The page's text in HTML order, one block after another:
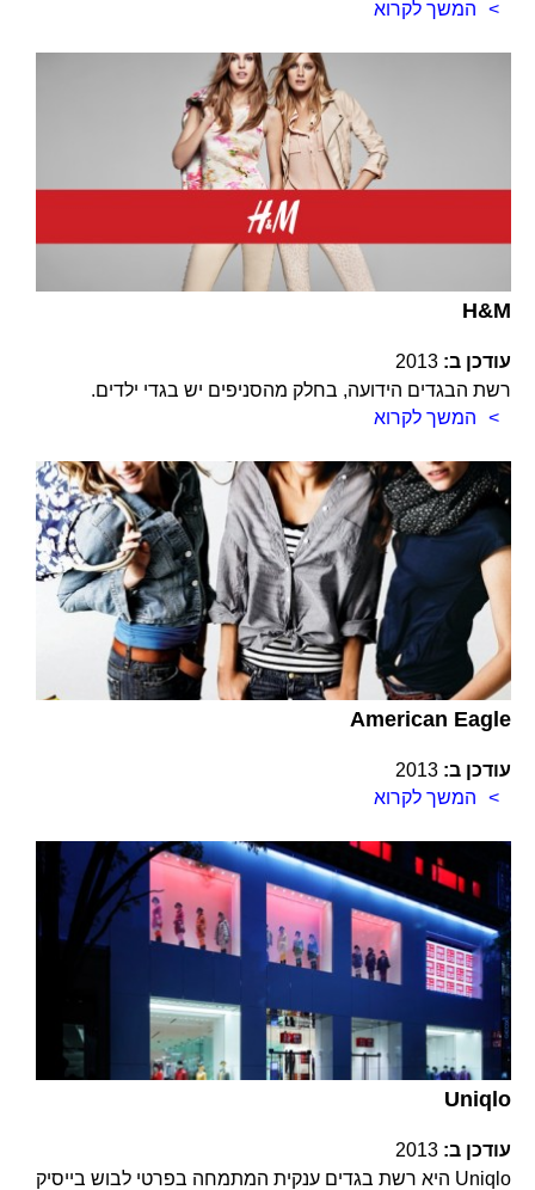
המשך לקרוא
H&M
עודכן ב: 2013
רשת הבגדים הידועה, בחלק מהסניפים יש בגדי ילדים.
המשך לקרוא
American Eagle
עודכן ב: 2013
המשך לקרוא
Uniqlo
עודכן ב: 2013
Uniqlo היא רשת בגדים ענקית המתמחה בפרטי לבוש בייסיק